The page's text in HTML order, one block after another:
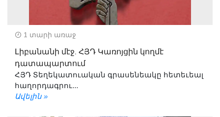
1 տարի առաջ
Լիբանանի մէջ. ՀՅԴ Կառոյցին կողմէ
դատապարտում
ՀՅԴ Տեղեկատուական գրասենեակը հետեւեալ
հաղորդագրու...
Ավելին »